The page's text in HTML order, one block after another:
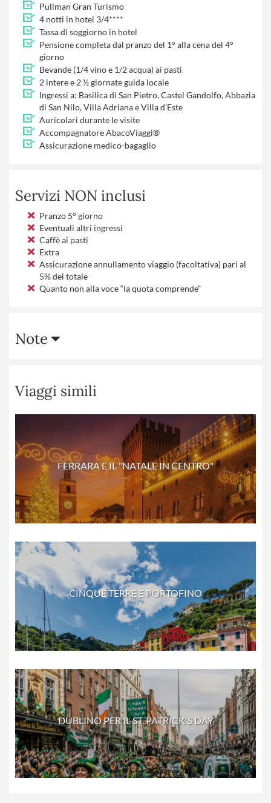
Pullman Gran Turismo
4 notti in hotel 3/4****
Tassa di soggiorno in hotel
Pensione completa dal pranzo del 1° alla cena del 4°
giorno
Bevande (1/4 vino e 1/2 acqua) ai pasti
2 intere e 2 ½ giornate guida locale
Ingressi a: Basilica di San Pietro, Castel Gandolfo, Abbazia
di San Nilo, Villa Adriana e Villa d’Este
Auricolari durante le visite
Accompagnatore AbacoViaggi®
Assicurazione medico-bagaglio
Servizi NON inclusi
Pranzo 5° giorno
Eventuali altri ingressi
Caffè ai pasti
Extra
Assicurazione annullamento viaggio (facoltativa) pari al
5% del totale
Quanto non alla voce “la quota comprende”
Note
Viaggi simili
FERRARA E IL "NATALE IN CENTRO"
CINQUE TERRE E PORTOFINO
DUBLINO PER IL ST. PATRICK'S DAY